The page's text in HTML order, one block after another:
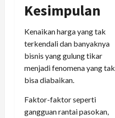
Kesimpulan
Kenaikan harga yang tak
terkendali dan banyaknya
bisnis yang gulung tikar
menjadi fenomena yang tak
bisa diabaikan.
Faktor-faktor seperti
gangguan rantai pasokan,